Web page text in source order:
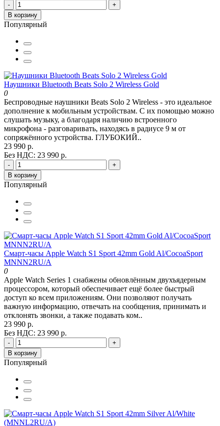
-
+
В корзину
Популярный
Наушники Bluetooth Beats Solo 2 Wireless Gold
0
Беспроводные наушники Beats Solo 2 Wireless - это идеальное
дополнение к мобильным устройствам. С их помощью можно
слушать музыку, а благодаря наличию встроенного
микрофона - разговаривать, находясь в радиусе 9 м от
сопряжённого устройства. ГЛУБОКИЙ..
23 990 р.
Без НДС: 23 990 р.
-
+
В корзину
Популярный
Смарт-часы Apple Watch S1 Sport 42mm Gold Al/CocoaSport
MNNN2RU/A
0
Apple Watch Series 1 снабжены обновлённым двухъядерным
процессором, который обеспечивает ещё более быстрый
доступ ко всем приложениям. Они позволяют получать
важную информацию, отвечать на сообщения, принимать и
отклонять звонки, а также подавать ком..
23 990 р.
Без НДС: 23 990 р.
-
+
В корзину
Популярный